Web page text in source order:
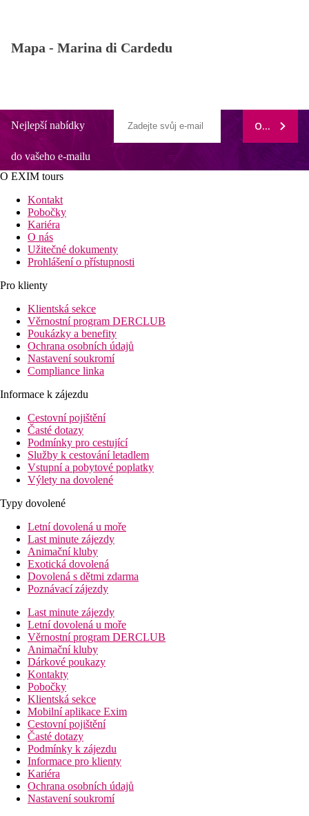
Mapa - Marina di Cardedu
Nejlepší nabídky
do vašeho e-mailu
ODEBÍRAT
O EXIM tours
Kontakt
Pobočky
Kariéra
O nás
Užitečné dokumenty
Prohlášení o přístupnosti
Pro klienty
Klientská sekce
Věrnostní program DERCLUB
Poukázky a benefity
Ochrana osobních údajů
Nastavení soukromí
Compliance linka
Informace k zájezdu
Cestovní pojištění
Časté dotazy
Podmínky pro cestující
Služby k cestování letadlem
Vstupní a pobytové poplatky
Výlety na dovolené
Typy dovolené
Letní dovolená u moře
Last minute zájezdy
Animační kluby
Exotická dovolená
Dovolená s dětmi zdarma
Poznávací zájezdy
Last minute zájezdy
Letní dovolená u moře
Věrnostní program DERCLUB
Animační kluby
Dárkové poukazy
Kontakty
Pobočky
Klientská sekce
Mobilní aplikace Exim
Cestovní pojištění
Časté dotazy
Podmínky k zájezdu
Informace pro klienty
Kariéra
Ochrana osobních údajů
Nastavení soukromí